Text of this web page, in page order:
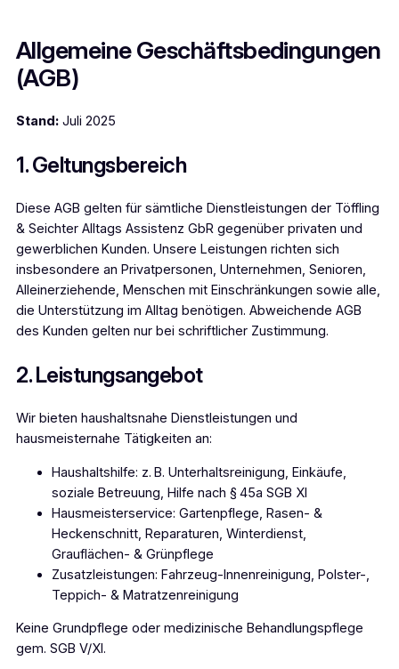
Allgemeine Geschäftsbedingungen
(AGB)
Stand: Juli 2025
1. Geltungsbereich
Diese AGB gelten für sämtliche Dienstleistungen der Töffling
& Seichter Alltags Assistenz GbR gegenüber privaten und
gewerblichen Kunden. Unsere Leistungen richten sich
insbesondere an Privatpersonen, Unternehmen, Senioren,
Alleinerziehende, Menschen mit Einschränkungen sowie alle,
die Unterstützung im Alltag benötigen. Abweichende AGB
des Kunden gelten nur bei schriftlicher Zustimmung.
2. Leistungsangebot
Wir bieten haushaltsnahe Dienstleistungen und
hausmeisternahe Tätigkeiten an:
Haushaltshilfe: z. B. Unterhaltsreinigung, Einkäufe,
soziale Betreuung, Hilfe nach § 45a SGB XI
Hausmeisterservice: Gartenpflege, Rasen- &
Heckenschnitt, Reparaturen, Winterdienst,
Grauflächen- & Grünpflege
Zusatzleistungen: Fahrzeug-Innenreinigung, Polster-,
Teppich- & Matratzenreinigung
Keine Grundpflege oder medizinische Behandlungspflege
gem. SGB V/XI.